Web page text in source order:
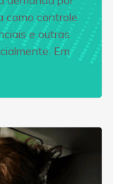
como controle
e outras
Em